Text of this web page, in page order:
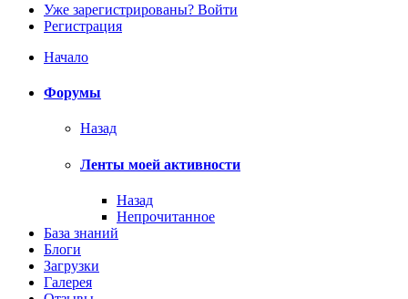
Уже зарегистрированы? Войти
Регистрация
Начало
Форумы
Назад
Ленты моей активности
Назад
Непрочитанное
База знаний
Блоги
Загрузки
Галерея